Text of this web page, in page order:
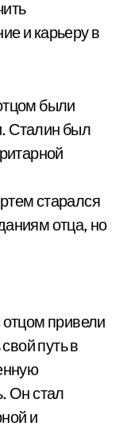
и карьеру в
были
Сталин был
старался
отца, но
привели
путь в
Он стал
и